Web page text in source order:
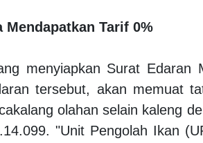
Mendapatkan Tarif 0%
menyiapkan Surat Edaran
tersebut, akan memuat
olahan selain kaleng
"Unit Pengolah Ikan